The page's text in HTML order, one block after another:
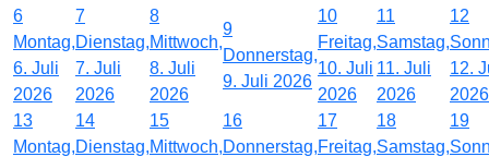
6
Montag,
6. Juli
2026
7
Dienstag,
7. Juli
2026
8
Mittwoch,
8. Juli
2026
9
Donnerstag,
9. Juli 2026
10
Freitag,
10. Juli
2026
11
Samstag,
11. Juli
2026
12
12.
2026
13
Montag,
14
Dienstag,
15
Mittwoch,
16
Donnerstag,
17
Freitag,
18
Samstag,
19